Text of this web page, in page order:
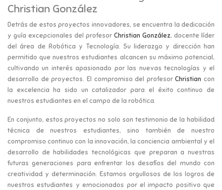
Christian González
Detrás de estos proyectos innovadores, se encuentra la dedicación
y guía excepcionales del profesor Christian González, docente líder
del área de Robótica y Tecnología. Su liderazgo y dirección han
permitido que nuestros estudiantes alcancen su máximo potencial,
cultivando un interés apasionado por las nuevas tecnologías y el
desarrollo de proyectos. El compromiso del profesorChristian con
la excelencia ha sido un catalizador para el éxito continuo de
nuestros estudiantes en el campo de la robótica.
En conjunto, estos proyectos no solo son testimonio de la habilidad
técnica de nuestros estudiantes, sino también de nuestro
compromiso continuo con la innovación, la conciencia ambiental y el
desarrollo de habilidades tecnológicas que preparan a nuestras
futuras generaciones para enfrentar los desafíos del mundo con
creatividad y determinación. Estamos orgullosos de los logros de
nuestros estudiantes y emocionados por el impacto positivo que